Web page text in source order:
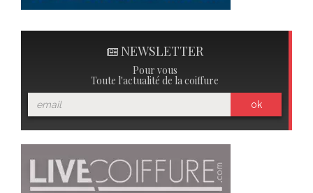
NEWSLETTER
Pour vous
Toute l'actualité de la coiffure
ok